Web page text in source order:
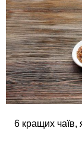
6 кращих чаїв,